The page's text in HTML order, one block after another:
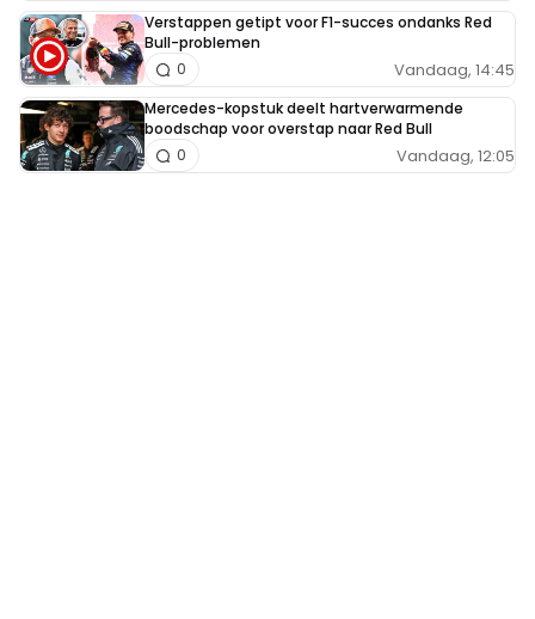
Verstappen getipt voor F1-succes ondanks Red
Bull-problemen
Vandaag, 14:45
0
Mercedes-kopstuk deelt hartverwarmende
boodschap voor overstap naar Red Bull
Vandaag, 12:05
0